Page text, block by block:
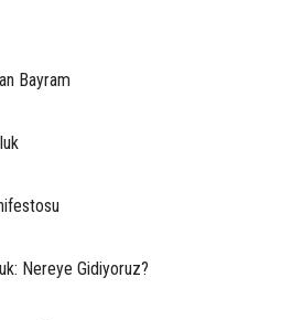
Bayram
Nereye Gidiyoruz?